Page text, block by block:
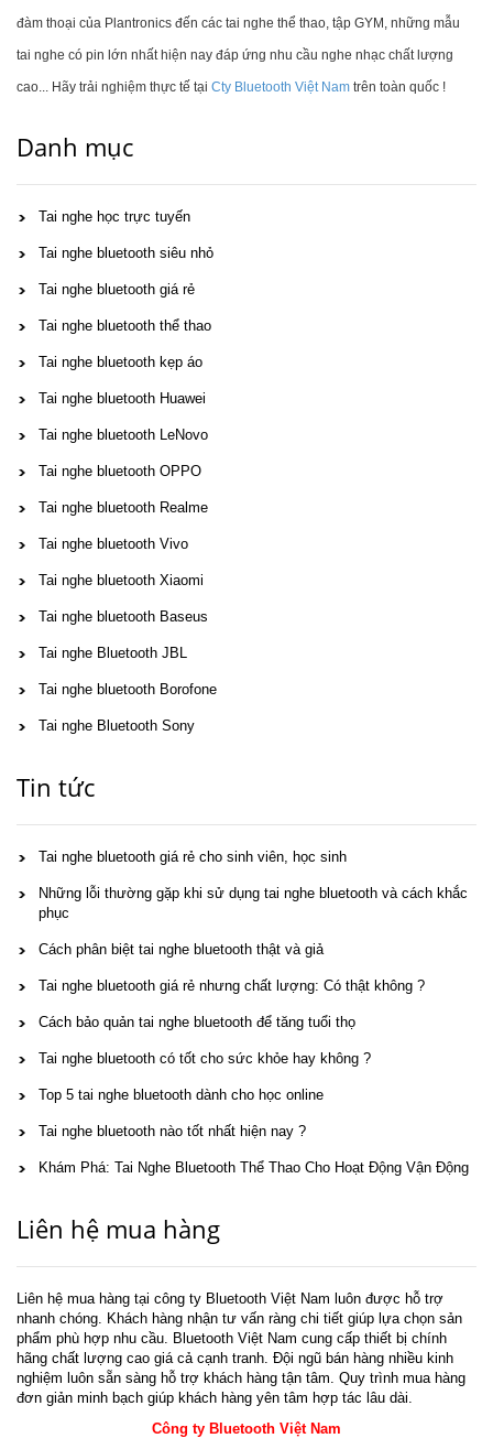
đàm thoại của Plantronics đến các tai nghe thể thao, tập GYM, những mẫu
tai nghe có pin lớn nhất hiện nay đáp ứng nhu cầu nghe nhạc chất lượng
cao... Hãy trải nghiệm thực tế tại Cty Bluetooth Việt Nam trên toàn quốc !
Danh mục
Tai nghe học trực tuyến
Tai nghe bluetooth siêu nhỏ
Tai nghe bluetooth giá rẻ
Tai nghe bluetooth thể thao
Tai nghe bluetooth kẹp áo
Tai nghe bluetooth Huawei
Tai nghe bluetooth LeNovo
Tai nghe bluetooth OPPO
Tai nghe bluetooth Realme
Tai nghe bluetooth Vivo
Tai nghe bluetooth Xiaomi
Tai nghe bluetooth Baseus
Tai nghe Bluetooth JBL
Tai nghe bluetooth Borofone
Tai nghe Bluetooth Sony
Tin tức
Tai nghe bluetooth giá rẻ cho sinh viên, học sinh
Những lỗi thường gặp khi sử dụng tai nghe bluetooth và cách khắc
phục
Cách phân biệt tai nghe bluetooth thật và giả
Tai nghe bluetooth giá rẻ nhưng chất lượng: Có thật không ?
Cách bảo quản tai nghe bluetooth để tăng tuổi thọ
Tai nghe bluetooth có tốt cho sức khỏe hay không ?
Top 5 tai nghe bluetooth dành cho học online
Tai nghe bluetooth nào tốt nhất hiện nay ?
Khám Phá: Tai Nghe Bluetooth Thể Thao Cho Hoạt Động Vận Động
Liên hệ mua hàng
Liên hệ mua hàng tại công ty Bluetooth Việt Nam luôn được hỗ trợ
nhanh chóng. Khách hàng nhận tư vấn ràng chi tiết giúp lựa chọn sản
phẩm phù hợp nhu cầu. Bluetooth Việt Nam cung cấp thiết bị chính
hãng chất lượng cao giá cả cạnh tranh. Đội ngũ bán hàng nhiều kinh
nghiệm luôn sẵn sàng hỗ trợ khách hàng tận tâm. Quy trình mua hàng
đơn giản minh bạch giúp khách hàng yên tâm hợp tác lâu dài.
Công ty Bluetooth Việt Nam